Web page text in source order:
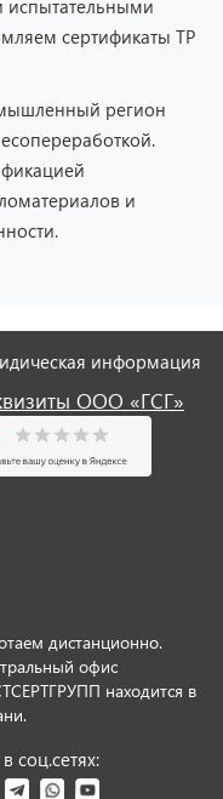
испытательными
сертификаты ТР
регион
и
информация
ООО «ГСГ»
дистанционно.
офис
находится в
соц.сетях: